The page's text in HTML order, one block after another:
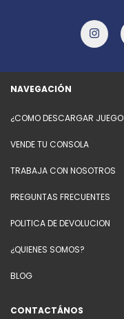
NAVEGACIÓN
¿COMO DESCARGAR
VENDE TU CONSOLA
TRABAJA CON NOSOTROS
PREGUNTAS FRECUENTES
POLITICA DE DEVOLUCION
¿QUIENES SOMOS?
BLOG
CONTACTÁNOS